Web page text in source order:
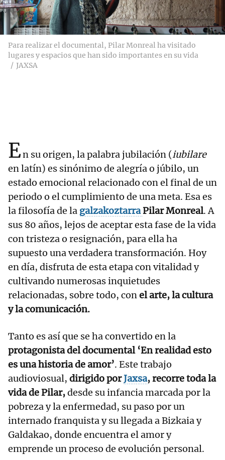
Para realizar el documental, Pilar Monreal ha visitado
lugares y espacios que han sido importantes en su vida
JAXSA
En su origen, la palabra jubilación (iubilare
en latín) es sinónimo de alegría o júbilo, un
estado emocional relacionado con el final de un
periodo o el cumplimiento de una meta. Esa es
la filosofía de la galzakoztarraPilar Monreal. A
sus 80 años, lejos de aceptar esta fase de la vida
con tristeza o resignación, para ella ha
supuesto una verdadera transformación. Hoy
en día, disfruta de esta etapa con vitalidad y
cultivando numerosas inquietudes
relacionadas, sobre todo, conel arte, la cultura
y la comunicación.
Tanto es así que se ha convertido en la
protagonista del documental ‘En realidad esto
es una historia de amor’. Este trabajo
audioviosual, dirigido porJaxsa,recorre toda la
vida de Pilar,desde su infancia marcada por la
pobreza y la enfermedad, su paso por un
internado franquista y su llegada a Bizkaia y
Galdakao, donde encuentra el amor y
emprende un proceso de evolución personal.